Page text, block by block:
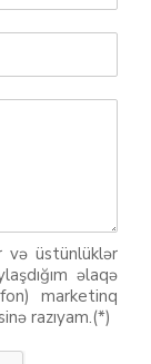
və üstünlüklər
əlaqə
marketinq
razıyam.(*)